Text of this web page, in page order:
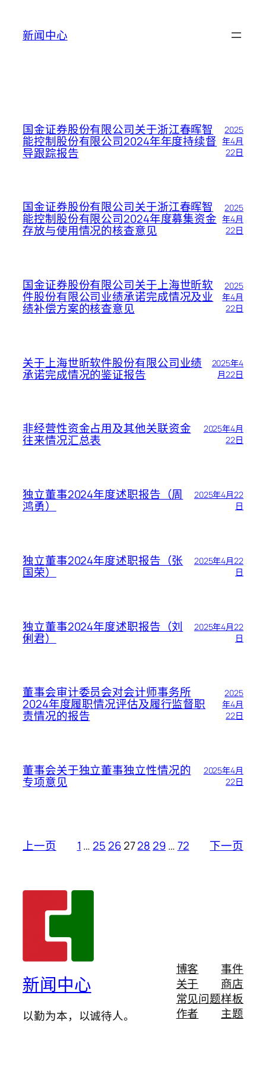
新闻中心
国金证券股份有限公司关于浙江春晖智
能控制股份有限公司2024年年度持续督
导跟踪报告
2025
年4月
22日
国金证券股份有限公司关于浙江春晖智
能控制股份有限公司2024年度募集资金
存放与使用情况的核查意见
2025
年4月
22日
国金证券股份有限公司关于上海世昕软
件股份有限公司业绩承诺完成情况及业
绩补偿方案的核查意见
2025
年4月
22日
关于上海世昕软件股份有限公司业绩
承诺完成情况的鉴证报告
2025年4
月22日
非经营性资金占用及其他关联资金
往来情况汇总表
2025年4月
22日
独立董事2024年度述职报告（周
鸿勇）
2025年4月22
日
独立董事2024年度述职报告（张
国荣）
2025年4月22
日
独立董事2024年度述职报告（刘
俐君）
2025年4月22
日
董事会审计委员会对会计师事务所
2024年度履职情况评估及履行监督职
责情况的报告
2025
年4月
22日
董事会关于独立董事独立性情况的
专项意见
2025年4月
22日
上一页 1 … 25 26 2728 29…72 下一页
新闻中心
以勤为本，以诚待人。
博客
关于
常见问题
作者
事件
商店
样板
主题